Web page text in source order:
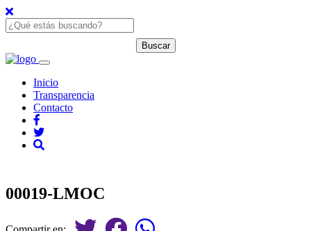
Inicio
Transparencia
Contacto
00019-LMOC